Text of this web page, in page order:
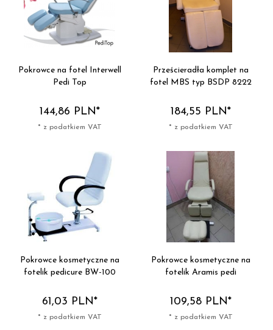
Pokrowce na fotel Interwell
Pedi Top
144,86 PLN*
* z podatkiem VAT
Prześcieradła komplet na
fotel MBS typ BSDP 8222
184,55 PLN*
* z podatkiem VAT
Pokrowce kosmetyczne na
fotelik pedicure BW-100
61,03 PLN*
* z podatkiem VAT
Pokrowce kosmetyczne na
fotelik Aramis pedi
109,58 PLN*
* z podatkiem VAT